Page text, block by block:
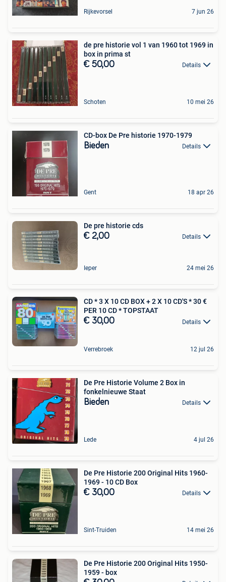
Rijkevorsel 7 jun 26
de pre historie vol 1 van 1960 tot 1969 in
box in prima st
€ 50,00 Details
Schoten 10 mei 26
CD-box De Pre historie 1970-1979
Bieden Details
Gent 18 apr 26
De pre historie cds
€ 2,00 Details
Ieper 24 mei 26
CD * 3 X 10 CD BOX + 2 X 10 CD'S * 30 €
PER 10 CD * TOPSTAAT
€ 30,00 Details
Verrebroek 12 jul 26
De Pre Historie Volume 2 Box in
fonkelnieuwe Staat
Bieden Details
Lede 4 jul 26
De Pre Historie 200 Original Hits 1960-
1969 - 10 CD Box
€ 30,00 Details
Sint-Truiden 14 mei 26
De Pre Historie 200 Original Hits 1950-
1959 - box